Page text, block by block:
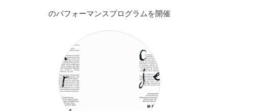
のパフォーマンスプログラムを開催